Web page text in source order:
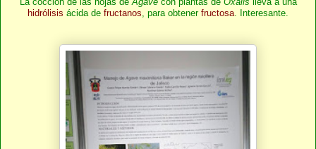
La cocción de las hojas deAgavecon plantas de Oxalis lleva a una
hidrólisis ácida de fructanos, para obtener fructosa. Interesante.